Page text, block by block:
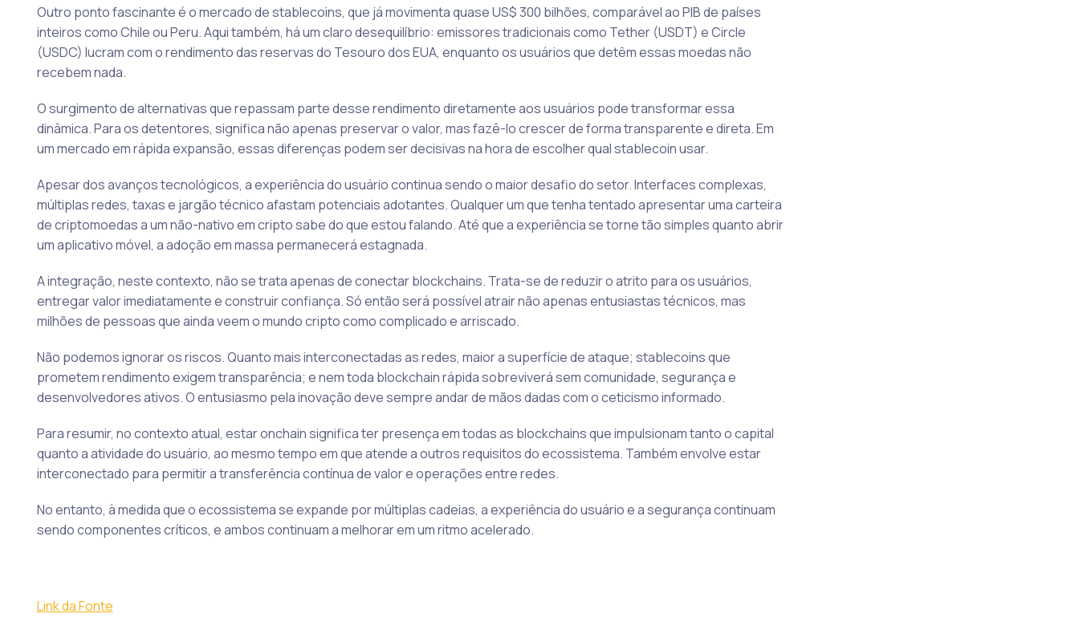
Outro ponto fascinante é o mercado de stablecoins, que já movimenta quase US$ 300 bilhões, comparável ao PIB de países
inteiros como Chile ou Peru. Aqui também, há um claro desequilíbrio: emissores tradicionais como Tether (USDT) e Circle
(USDC) lucram com o rendimento das reservas do Tesouro dos EUA, enquanto os usuários que detêm essas moedas não
recebem nada.
O surgimento de alternativas que repassam parte desse rendimento diretamente aos usuários pode transformar essa
dinâmica. Para os detentores, significa não apenas preservar o valor, mas fazê-lo crescer de forma transparente e direta. Em
um mercado em rápida expansão, essas diferenças podem ser decisivas na hora de escolher qual stablecoin usar.
Apesar dos avanços tecnológicos, a experiência do usuário continua sendo o maior desafio do setor. Interfaces complexas,
múltiplas redes, taxas e jargão técnico afastam potenciais adotantes. Qualquer um que tenha tentado apresentar uma carteira
de criptomoedas a um não-nativo em cripto sabe do que estou falando. Até que a experiência se torne tão simples quanto abrir
um aplicativo móvel, a adoção em massa permanecerá estagnada.
A integração, neste contexto, não se trata apenas de conectar blockchains. Trata-se de reduzir o atrito para os usuários,
entregar valor imediatamente e construir confiança. Só então será possível atrair não apenas entusiastas técnicos, mas
milhões de pessoas que ainda veem o mundo cripto como complicado e arriscado.
Não podemos ignorar os riscos. Quanto mais interconectadas as redes, maior a superfície de ataque; stablecoins que
prometem rendimento exigem transparência; e nem toda blockchain rápida sobreviverá sem comunidade, segurança e
desenvolvedores ativos. O entusiasmo pela inovação deve sempre andar de mãos dadas com o ceticismo informado.
Para resumir, no contexto atual, estar onchain significa ter presença em todas as blockchains que impulsionam tanto o capital
quanto a atividade do usuário, ao mesmo tempo em que atende a outros requisitos do ecossistema. Também envolve estar
interconectado para permitir a transferência contínua de valor e operações entre redes.
No entanto, à medida que o ecossistema se expande por múltiplas cadeias, a experiência do usuário e a segurança continuam
sendo componentes críticos, e ambos continuam a melhorar em um ritmo acelerado.
Link da Fonte